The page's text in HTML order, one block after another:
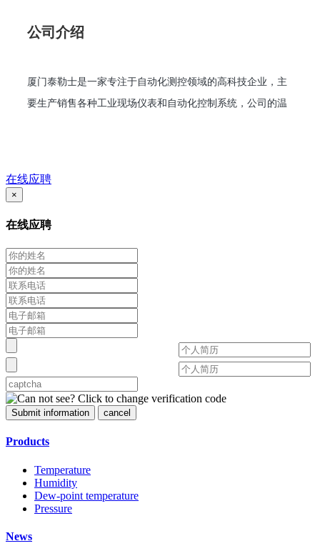
周一~周五，9:00~12:30，1:30~6:00，每天8小时，偶尔加
公司介绍
厦门泰勒士是一家专注于自动化测控领域的高科技企业，主
要生产销售各种工业现场仪表和自动化控制系统，公司的温
在线应聘
×
在线应聘
Submit information cancel
Products
Temperature
Humidity
Dew-point temperature
Pressure
News